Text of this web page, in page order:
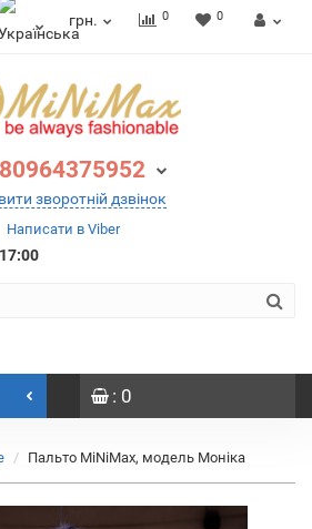
грн. 0 0
зворотній дзвінок
Написати в Viber
: 0
Пальто MiNiMax, модель Моніка